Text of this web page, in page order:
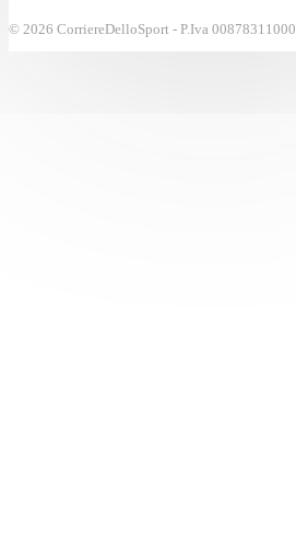
© 2026 CorriereDelloSport - P.Iva 00878311000